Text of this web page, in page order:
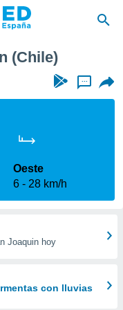
(Chile)
...
Oeste
6
28 km/h
Joaquin hoy
con lluvias